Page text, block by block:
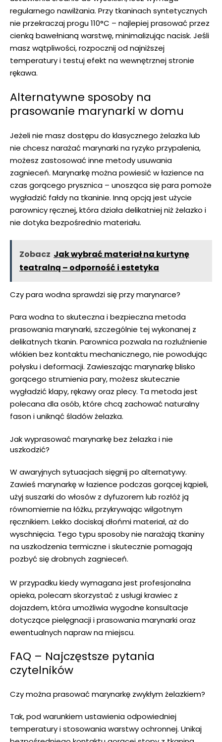
regularnego nawilżania. Przy tkaninach syntetycznych
nie przekraczaj progu 110°C – najlepiej prasować przez
cienką bawełnianą warstwę, minimalizując nacisk. Jeśli
masz wątpliwości, rozpocznij od najniższej
temperatury i testuj efekt na wewnętrznej stronie
rękawa.
Alternatywne sposoby na
prasowanie marynarki w domu
Jeżeli nie masz dostępu do klasycznego żelazka lub
nie chcesz narażać marynarki na ryzyko przypalenia,
możesz zastosować inne metody usuwania
zagnieceń. Marynarkę można powiesić w łazience na
czas gorącego prysznica – unosząca się para pomoże
wygładzić fałdy na tkaninie. Inną opcją jest użycie
parownicy ręcznej, która działa delikatniej niż żelazko i
nie dotyka bezpośrednio materiału.
Zobacz Jak wybrać materiał na kurtynę
teatralną – odporność i estetyka
Czy para wodna sprawdzi się przy marynarce?
Para wodna to skuteczna i bezpieczna metoda
prasowania marynarki, szczególnie tej wykonanej z
delikatnych tkanin. Parownica pozwala na rozluźnienie
włókien bez kontaktu mechanicznego, nie powodując
połysku i deformacji. Zawieszając marynarkę blisko
gorącego strumienia pary, możesz skutecznie
wygładzić klapy, rękawy oraz plecy. Ta metoda jest
polecana dla osób, które chcą zachować naturalny
fason i uniknąć śladów żelazka.
Jak wyprasować marynarkę bez żelazka i nie
uszkodzić?
W awaryjnych sytuacjach sięgnij po alternatywy.
Zawieś marynarkę w łazience podczas gorącej kąpieli,
użyj suszarki do włosów z dyfuzorem lub rozłóż ją
równomiernie na łóżku, przykrywając wilgotnym
ręcznikiem. Lekko dociskaj dłońmi materiał, aż do
wyschnięcia. Tego typu sposoby nie narażają tkaniny
na uszkodzenia termiczne i skutecznie pomagają
pozbyć się drobnych zagnieceń.
W przypadku kiedy wymagana jest profesjonalna
opieka, polecam skorzystać z usługikrawiec z
dojazdem, która umożliwia wygodne konsultacje
dotyczące pielęgnacji i prasowania marynarki oraz
ewentualnych napraw na miejscu.
FAQ – Najczęstsze pytania
czytelników
Czy można prasować marynarkę zwykłym żelazkiem?
Tak, pod warunkiem ustawienia odpowiedniej
temperatury i stosowania warstwy ochronnej. Unikaj